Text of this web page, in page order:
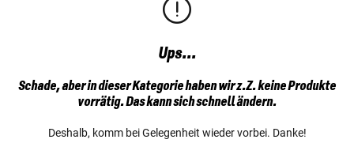
Ups...
Schade, aber in dieser Kategorie haben wir z.Z. keine Produkte
vorrätig. Das kann sich schnell ändern.
Deshalb, komm bei Gelegenheit wieder vorbei. Danke!